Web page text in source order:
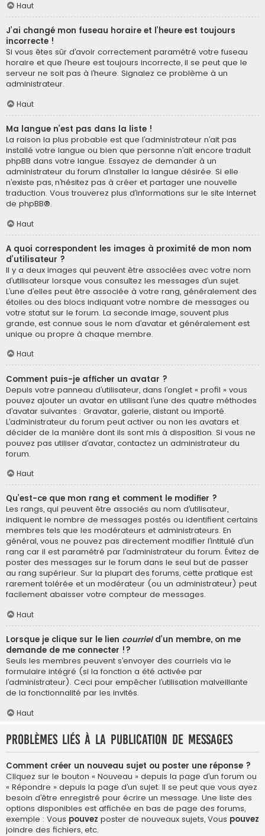
Haut
J’ai changé mon fuseau horaire et l’heure est toujours
incorrecte !
Si vous êtes sûr d’avoir correctement paramétré votre fuseau
horaire et que l’heure est toujours incorrecte, il se peut que le
serveur ne soit pas à l’heure. Signalez ce problème à un
administrateur.
Haut
Ma langue n’est pas dans la liste !
La raison la plus probable est que l’administrateur n’ait pas
installé votre langue ou bien que personne n’ait encore traduit
phpBB dans votre langue. Essayez de demander à un
administrateur du forum d’installer la langue désirée. Si elle
n’existe pas, n’hésitez pas à créer et partager une nouvelle
traduction. Vous trouverez plus d’informations sur le site Internet
de phpBB®.
Haut
A quoi correspondent les images à proximité de mon nom
d’utilisateur ?
Il y a deux images qui peuvent être associées avec votre nom
d’utilisateur lorsque vous consultez les messages d’un sujet.
L’une d’elles peut être associée à votre rang, généralement des
étoiles ou des blocs indiquant votre nombre de messages ou
votre statut sur le forum. La seconde image, souvent plus
grande, est connue sous le nom d’avatar et généralement est
unique ou propre à chaque membre.
Haut
Comment puis-je afficher un avatar ?
Depuis votre panneau d’utilisateur, dans l’onglet « profil » vous
pouvez ajouter un avatar en utilisant l’une des quatre méthodes
d’avatar suivantes : Gravatar, galerie, distant ou importé.
L’administrateur du forum peut activer ou non les avatars et
décider de la manière dont ils sont mis à disposition. Si vous ne
pouvez pas utiliser d’avatar, contactez un administrateur du
forum.
Haut
Qu’est-ce que mon rang et comment le modifier ?
Les rangs, qui peuvent être associés au nom d’utilisateur,
indiquent le nombre de messages postés ou identifient certains
membres tels que les modérateurs et administrateurs. En
général, vous ne pouvez pas directement modifier l’intitulé d’un
rang car il est paramétré par l’administrateur du forum. Évitez de
poster des messages sur le forum dans le seul but de passer
au rang supérieur. Sur la plupart des forums, cette pratique est
rarement tolérée et un modérateur (ou un administrateur) peut
facilement abaisser votre compteur de messages.
Haut
Lorsque je clique sur le lien courrield’un membre, on me
demande de me connecter !?
Seuls les membres peuvent s’envoyer des courriels via le
formulaire intégré (si la fonction a été activée par
l’administrateur). Ceci pour empêcher l’utilisation malveillante
de la fonctionnalité par les invités.
Haut
Problèmes liés à la publication de messages
Comment créer un nouveau sujet ou poster une réponse ?
Cliquez sur le bouton « Nouveau » depuis la page d’un forum ou
« Répondre » depuis la page d’un sujet. Il se peut que vous ayez
besoin d’être enregistré pour écrire un message. Une liste des
options disponibles est affichée en bas de page des forums,
exemple : Vous pouvez poster de nouveaux sujets, Vous pouvez
joindre des fichiers, etc.